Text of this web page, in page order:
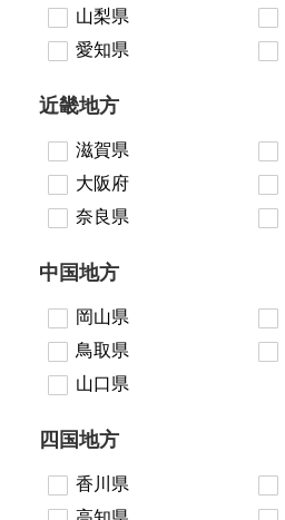
山梨県
愛知県
近畿地方
滋賀県
大阪府
奈良県
中国地方
岡山県
鳥取県
山口県
四国地方
香川県